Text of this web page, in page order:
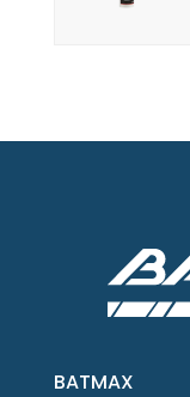
BATMAX